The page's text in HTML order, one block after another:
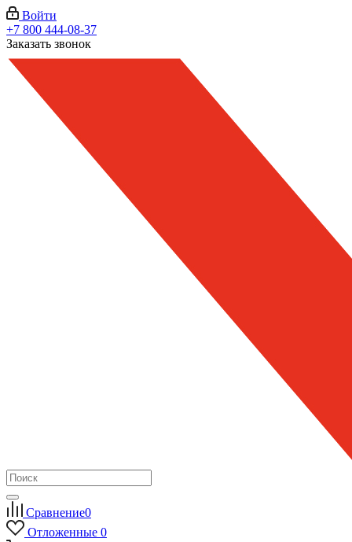
Войти
+7 800 444-08-37
Заказать звонок
Сравнение0
Отложенные 0